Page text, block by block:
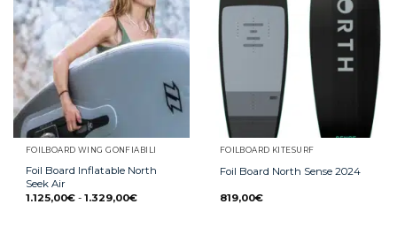
FOILBOARD WING GONFIABILI
Foil Board Inflatable North
Seek Air
1.125,00€ - 1.329,00€
FOILBOARD KITESURF
Foil Board North Sense 2024
819,00€